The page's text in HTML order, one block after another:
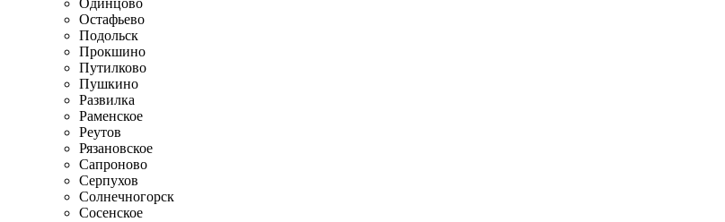
Одинцово
Остафьево
Подольск
Прокшино
Путилково
Пушкино
Развилка
Раменское
Реутов
Рязановское
Сапроново
Серпухов
Солнечногорск
Сосенское